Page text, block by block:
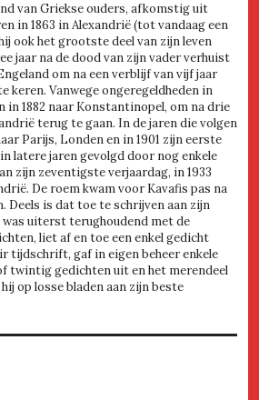
van Griekse ouders, afkomstig uit
in 1863 in Alexandrië (tot vandaag een
ook het grootste deel van zijn leven
jaar na de dood van zijn vader verhuist
om na een verblijf van vijf jaar
keren. Vanwege ongeregeldheden in
in 1882 naar Konstantinopel, om na drie
terug te gaan. In de jaren die volgen
Parijs, Londen en in 1901 zijn eerste
latere jaren gevolgd door nog enkele
zijn zeventigste verjaardag, in 1933
De roem kwam voor Kavafis pas na
Deels is dat toe te schrijven aan zijn
was uiterst terughoudend met de
liet af en toe een enkel gedicht
tijdschrift, gaf in eigen beheer enkele
twintig gedichten uit en het merendeel
op losse bladen aan zijn beste